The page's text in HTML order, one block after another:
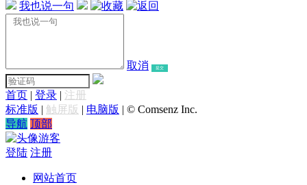
我也说一句
取消 提交
首页 | 登录 | 注册
标准版 | 触屏版 | 电脑版 | © Comsenz Inc.
导航 顶部
游客
登陆 注册
网站首页